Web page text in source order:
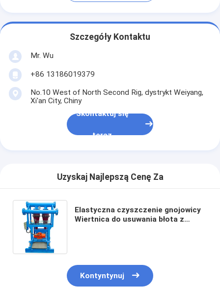
Szczegóły Kontaktu
Mr. Wu
+86 13186019379
No.10 West of North Second Rig, dystrykt Weiyang,
Xi'an City, Chiny
Skontaktuj się
teraz
Uzyskaj Najlepszą Cenę Za
Elastyczna czyszczenie gnojowicy
Wiertnica do usuwania błota z
Kontyntynuj